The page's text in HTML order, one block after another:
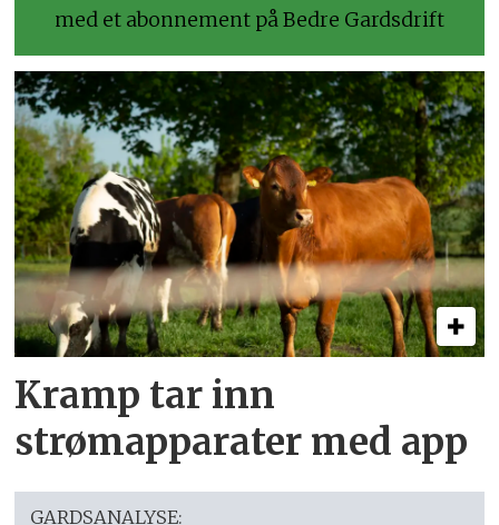
med et abonnement på Bedre Gardsdrift
Kramp tar inn
strømapparater med app
GARDSANALYSE: